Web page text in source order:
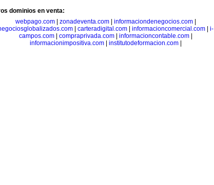
dominios en venta:
webpago.com
zonadeventa.com informaciondenegocios.com
carteradigital.com informacioncomercial.com
i-
campos.com
compraprivada.com informacioncontable.com
informacionimpositiva.com
institutodeformacion.com